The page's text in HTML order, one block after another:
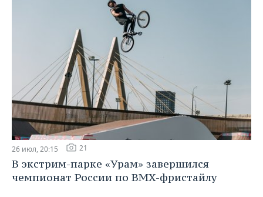
26 июл, 20:15 21
В экстрим-парке «Урам» завершился
чемпионат России по BMX-фристайлу